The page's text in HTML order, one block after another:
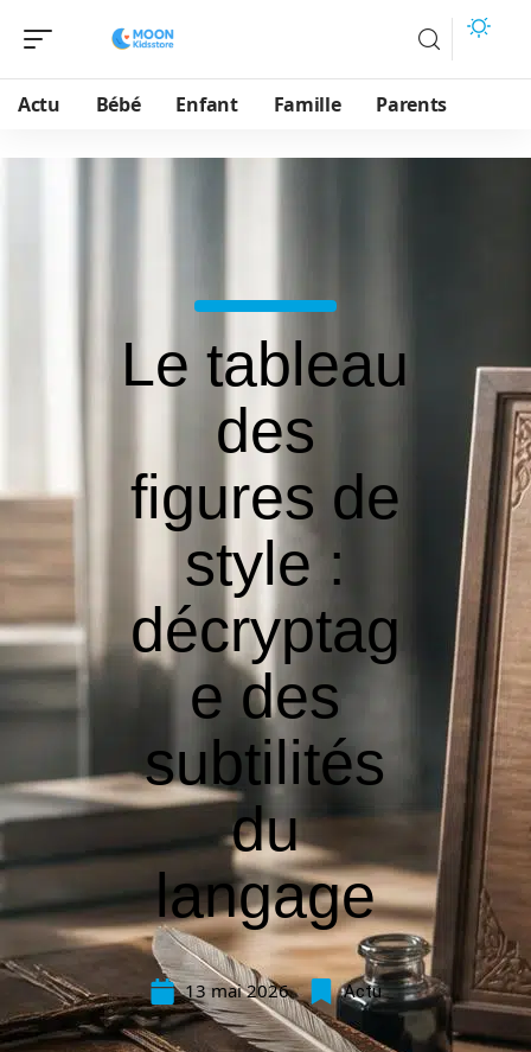
Actu Bébé Enfant Famille Parents
Le tableau
des
figures de
style :
décryptag
e des
subtilités
du
langage
13 mai 2026 Actu